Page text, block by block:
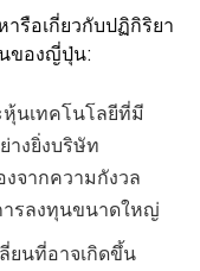
ารือเกี่ยวกับปฏิกิริยา
ของญี่ปุ่น:
หุ้นเทคโนโลยีที่มี
างยิ่งบริษัท
งจากความกังวล
ารลงทุนขนาดใหญ่
ลี่ยนที่อาจเกิดขึ้น